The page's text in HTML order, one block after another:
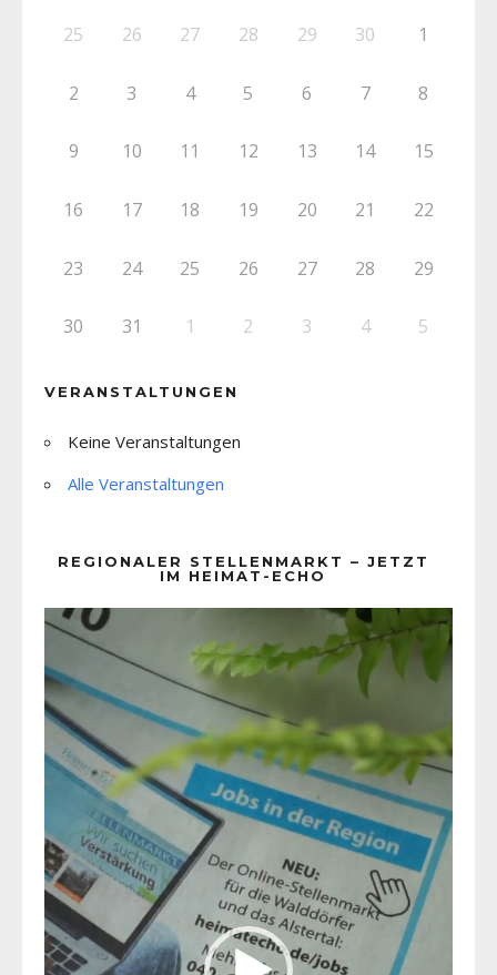
25 26 27 28 29 30 1
2 3 4 5 6 7 8
9 10 11 12 13 14 15
16 17 18 19 20 21 22
23 24 25 26 27 28 29
30 31 1 2 3 4 5
VERANSTALTUNGEN
Keine Veranstaltungen
Alle Veranstaltungen
REGIONALER STELLENMARKT – JETZT
IM HEIMAT-ECHO
Player